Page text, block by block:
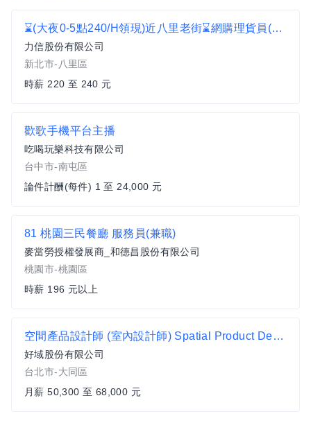
⌛(大夜0-5點240/H領現)近八里老街⌛網購理貨員(可單天報名) C2
力信股份有限公司
新北市-八里區
時薪 220 至 240 元
歡歌手機平台主播
吃喝玩樂科技有限公司
台中市-南屯區
論件計酬(每件) 1 至 24,000 元
81 桃園三民餐廳 服務員(兼職)
麥當勞授權發展商_和德昌股份有限公司
桃園市-桃園區
時薪 196 元以上
空間產品設計師 (室內設計師) Spatial Product Designer
好域股份有限公司
台北市-大同區
月薪 50,300 至 68,000 元